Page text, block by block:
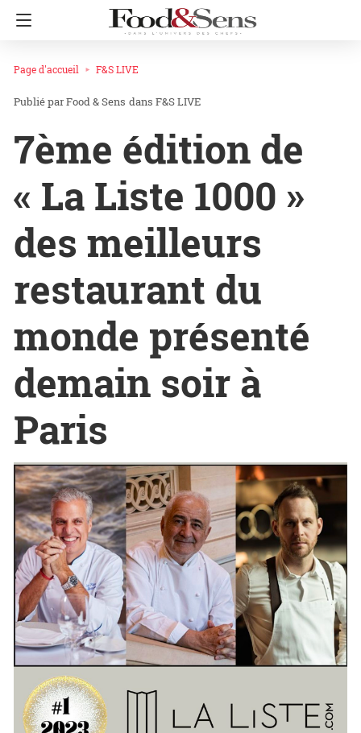
Page d'accueil F&S LIVE
Food & Sens dans F&S LIVE
7ème édition de
« La Liste 1000 »
des meilleurs
restaurant du
monde présenté
demain soir à
Paris